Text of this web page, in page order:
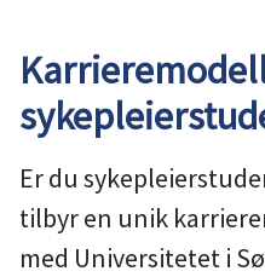
d
e
r
k
her:
Er du
tilbyr en unik
med Universitetet i